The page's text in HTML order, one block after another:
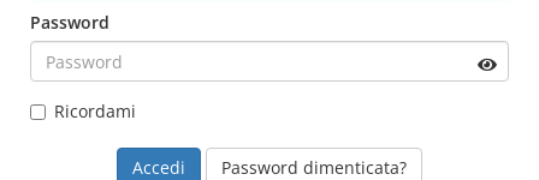
Password
Ricordami
Password dimenticata?